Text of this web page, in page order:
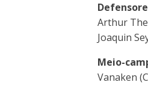
Arthur
Joaquin
Meio-
Vanaken